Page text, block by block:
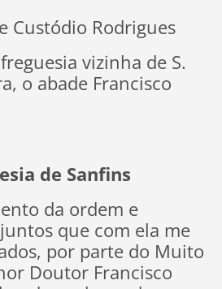
Rodrigues
vizinha de S.
o abade Francisco
de Sanfins
da ordem e
que com ela me
por parte do Muito
Doutor Francisco